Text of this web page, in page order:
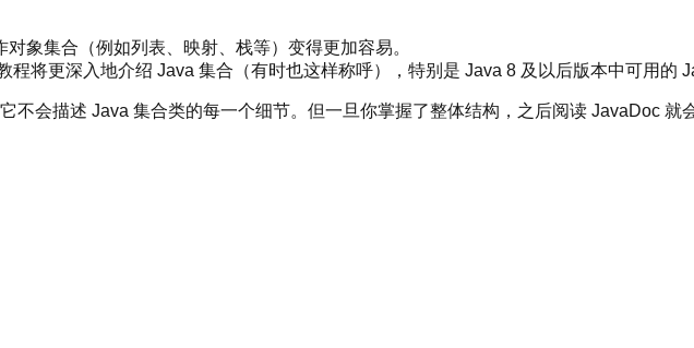
象集合（例如列表、映射、栈等）变得更加容易。
将更深入地介绍 Java 集合（有时也这样称呼），特别是 Java 8 及以后版本中可用的
会描述 Java 集合类的每一个细节。但一旦你掌握了整体结构，之后阅读 JavaDoc 就